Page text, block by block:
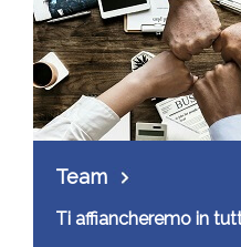
Team
Ti affiancheremo in